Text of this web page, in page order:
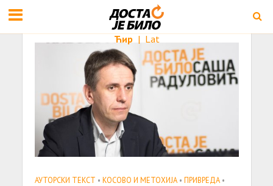
Ћир | Lat
АУТОРСКИ ТЕКСТ • КОСОВО И МЕТОХИЈА • ПРИВРЕДА •